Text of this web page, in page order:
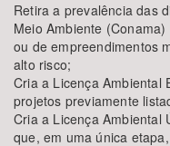
Retira a prevalência das
Meio Ambiente
ou de empreendimentos
alto risco;
Cria a Licença Ambiental
projetos previamente
Cria a Licença Ambiental
que, em uma única